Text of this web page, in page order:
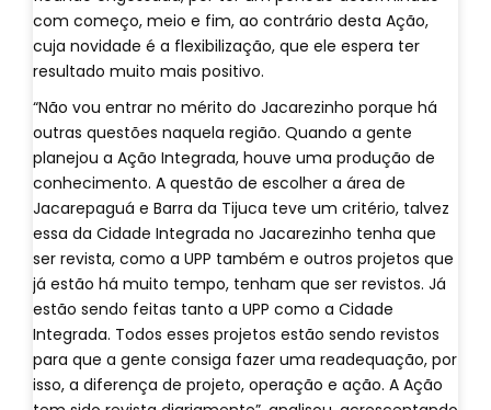
com começo, meio e fim, ao contrário desta Ação,
cuja novidade é a flexibilização, que ele espera ter
resultado muito mais positivo.
“Não vou entrar no mérito do Jacarezinho porque há
outras questões naquela região. Quando a gente
planejou a Ação Integrada, houve uma produção de
conhecimento. A questão de escolher a área de
Jacarepaguá e Barra da Tijuca teve um critério, talvez
essa da Cidade Integrada no Jacarezinho tenha que
ser revista, como a UPP também e outros projetos que
já estão há muito tempo, tenham que ser revistos. Já
estão sendo feitas tanto a UPP como a Cidade
Integrada. Todos esses projetos estão sendo revistos
para que a gente consiga fazer uma readequação, por
isso, a diferença de projeto, operação e ação. A Ação